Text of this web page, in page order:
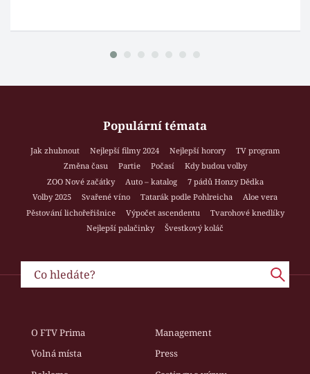
Populární témata
Jak zhubnout Nejlepší filmy 2024 Nejlepší horory
TV program
Změna času
Partie Počasí
Kdy budou volby
ZOO Nové začátky
Auto – katalog
7 pádů Honzy Dědka
Volby 2025
Svařené víno Tatarák podle Pohlreicha
Aloe vera
Pěstování lichořeřišnice
Výpočet ascendentu
Tvarohové knedlíky
Nejlepší palačinky
Švestkový koláč
O FTV Prima
Management
Volná místa
Press